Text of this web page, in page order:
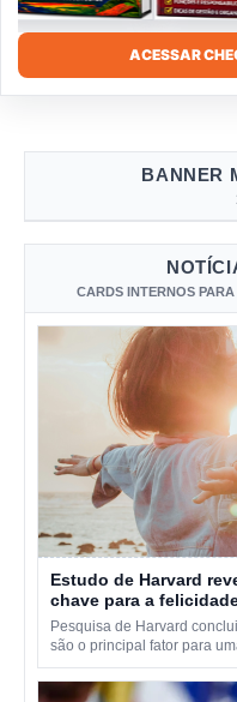
ACESSAR
BANNER
CARDS INTERNOS
Estudo de Harvard
chave para a
Pesquisa de Harvard
são o principal fator para